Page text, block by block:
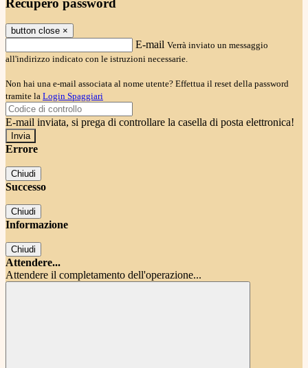
button close ×
E-mail Verrà inviato un messaggio
all'indirizzo indicato con le istruzioni necessarie.
Non hai una e-mail associata al nome utente? Effettua il reset della password
tramite la Login Spaggiari
E-mail inviata, si prega di controllare la casella di posta elettronica!
Errore
Chiudi
Successo
Chiudi
Informazione
Chiudi
Attendere...
Attendere il completamento dell'operazione...